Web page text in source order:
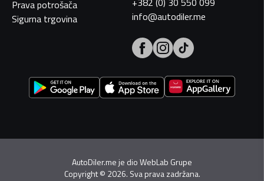
Prava potrošača
Sigurna trgovina
info@autodiler.me
AutoDiler.me je dioWebLab Grupe
Copyright© 2026. Sva prava zadržana.